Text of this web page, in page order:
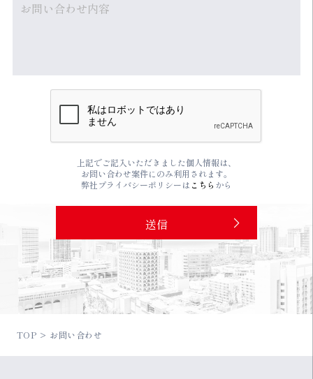
上記でご記入いただきました個人情報は、
お問い合わせ案件にのみ利用されます。
弊社プライバシーポリシーは こちら から
TOP お問い合わせ